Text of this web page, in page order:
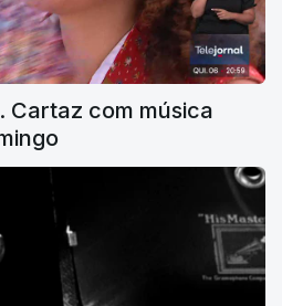
Cartaz com música